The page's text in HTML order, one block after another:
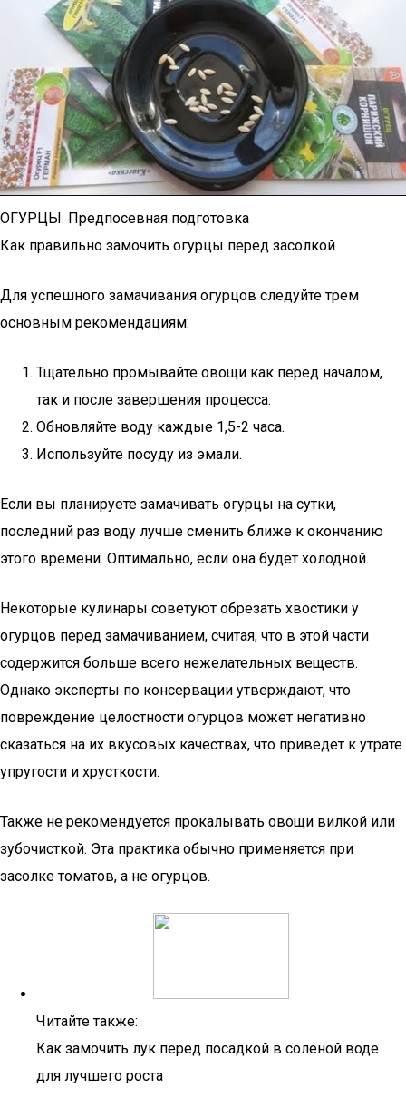
ОГУРЦЫ. Предпосевная подготовка
Как правильно замочить огурцы перед засолкой
Для успешного замачивания огурцов следуйте трем
основным рекомендациям:
Тщательно промывайте овощи как перед началом,
так и после завершения процесса.
Обновляйте воду каждые 1,5-2 часа.
Используйте посуду из эмали.
Если вы планируете замачивать огурцы на сутки,
последний раз воду лучше сменить ближе к окончанию
этого времени. Оптимально, если она будет холодной.
Некоторые кулинары советуют обрезать хвостики у
огурцов перед замачиванием, считая, что в этой части
содержится больше всего нежелательных веществ.
Однако эксперты по консервации утверждают, что
повреждение целостности огурцов может негативно
сказаться на их вкусовых качествах, что приведет к утрате
упругости и хрусткости.
Также не рекомендуется прокалывать овощи вилкой или
зубочисткой. Эта практика обычно применяется при
засолке томатов, а не огурцов.
Читайте также:
Как замочить лук перед посадкой в соленой воде
для лучшего роста